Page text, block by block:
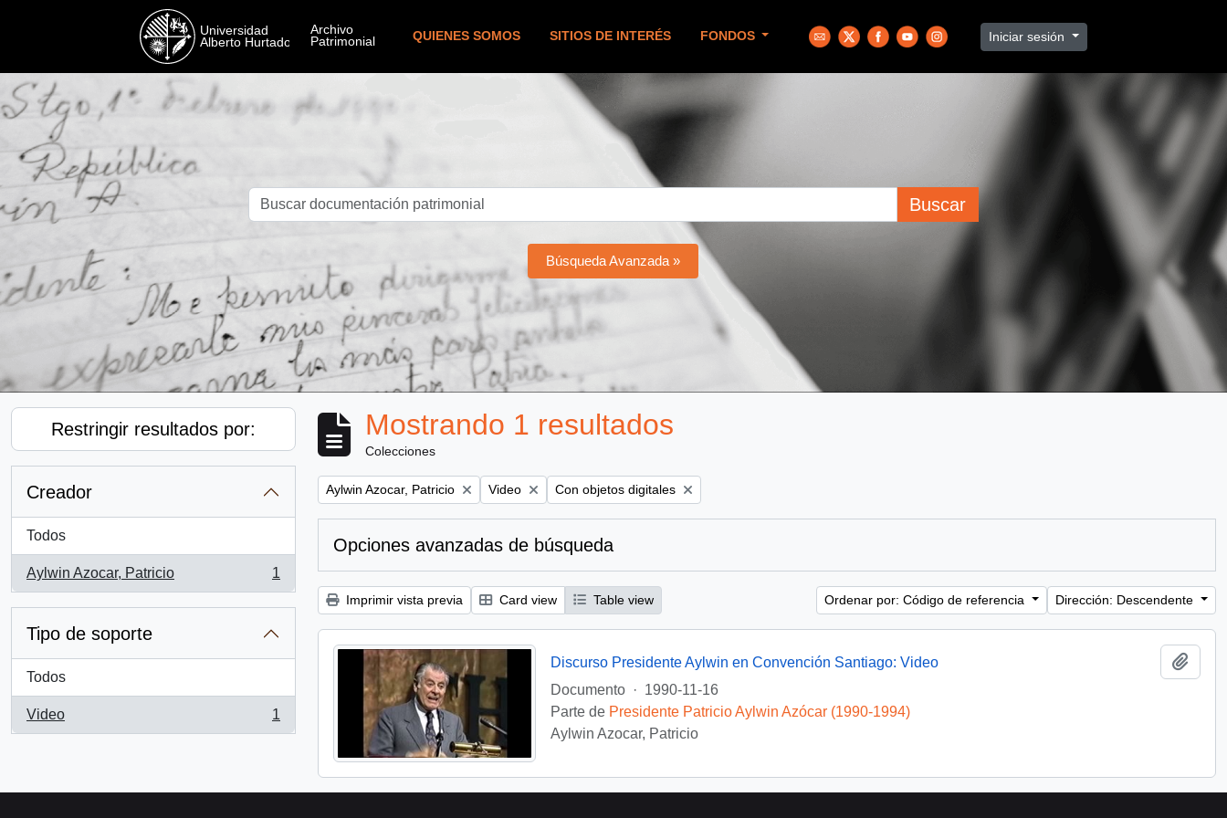
QUIENES SOMOS SITIOS DE INTERÉS FONDOS Iniciar sesión
Buscar
Búsqueda Avanzada »
Restringir resultados por:
Creador
Todos
Aylwin Azocar, Patricio
, 1 resultados
1
Tipo de soporte
Todos
Video
, 1 resultados
1
Mostrando 1 resultados
Colecciones
Remove filter:
Aylwin Azocar, Patricio Remove filter:
Video Remove filter:
Con objetos digitales
Opciones avanzadas de búsqueda
Imprimir vista previa Card view Table view Ordenar por: Código de referencia Dirección: Descendente
Discurso Presidente Aylwin en Convención Santiago: Video
Documento
· 1990-11-16
Parte de Presidente Patricio Aylwin Azócar (1990-1994)
Aylwin Azocar, Patricio